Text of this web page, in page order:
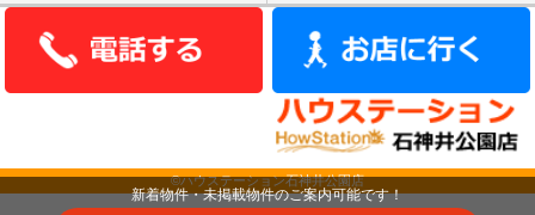
©ハウステーション石神井公園店
新着物件・未掲載物件のご案内可能です！